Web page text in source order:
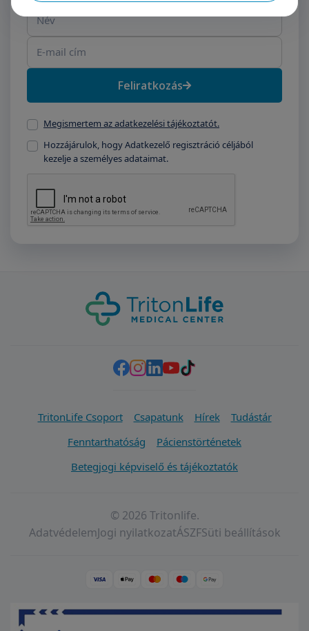
Feliratkozás
Megismertem az adatkezelési tájékoztatót.
Hozzájárulok, hogy Adatkezelő regisztráció céljából
kezelje a személyes adataimat.
TritonLife Csoport Csapatunk Hírek
Tudástár
Fenntarthatóság
Pácienstörténetek
Betegjogi képviselő és tájékoztatók
© 2026 Tritonlife.
AdatvédelemJogi nyilatkozatÁSZFSüti beállítások